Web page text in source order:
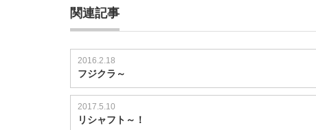
関連記事
2016.2.18
フジクラ～
2017.5.10
リシャフト～！